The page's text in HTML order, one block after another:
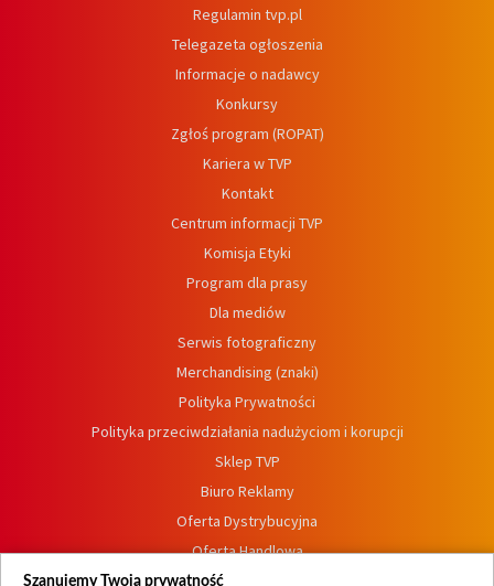
Regulamin tvp.pl
Telegazeta ogłoszenia
Informacje o nadawcy
Konkursy
Zgłoś program (ROPAT)
Kariera w TVP
Kontakt
Centrum informacji TVP
Komisja Etyki
Program dla prasy
Dla mediów
Serwis fotograficzny
Merchandising (znaki)
Polityka Prywatności
Polityka przeciwdziałania nadużyciom i korupcji
Sklep TVP
Biuro Reklamy
Oferta Dystrybucyjna
Oferta Handlowa
Dostępność
Szanujemy Twoją prywatność